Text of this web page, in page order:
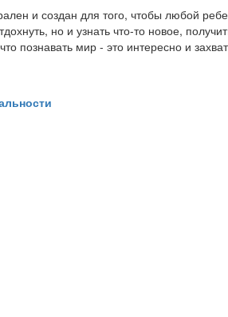
и создан для того, чтобы любой
но и узнать что-то новое,
познавать мир - это интересно и